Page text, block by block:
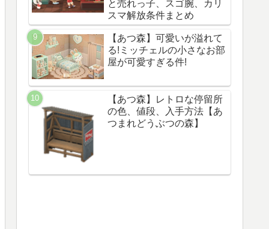
と売れっ子、スゴ腕、カリ
スマ解放条件まとめ
【あつ森】可愛いが溢れて
る!ミッチェルの小さなお部
屋が可愛すぎる件!
【あつ森】レトロな停留所
の色、値段、入手方法【あ
つまれどうぶつの森】